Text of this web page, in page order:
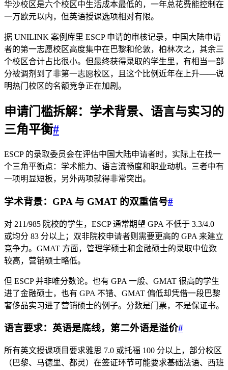
华沙校区是六个校区中生活成本最低的，一年总花费能控制在
一万欧元以内，但英语授课选项相对有限。
据 UNILINK 案例库里 ESCP 申请的审核记录，中国大陆申请
者的第一志愿校区高度集中在巴黎和伦敦，柏林次之，其余三
个校区合计占比很小。但最终获得录取的学生里，有相当一部
分被调剂到了非第一志愿校区，且这个比例近年在上升——说
明热门校区的名额竞争正在加剧。
申请门槛拆解：学术背景、语言与实习的
三角平衡#
ESCP 的录取委员会在评估中国大陆申请者时，实际上在找一
个三角平衡点：学术能力、语言流畅度和职业动机。三者中有
一项明显短板，另外两项就得非常突出。
学术背景：GPA 与 GMAT 的双重信号#
对 211/985 院校的学生，ESCP 通常期望 GPA 不低于 3.3/4.0
或均分 83 分以上；双非院校申请者则需要更高的 GPA 来建立
竞争力。GMAT 方面，管理学硕士和金融硕士的录取中位数
较高，营销硕士略低。
但 ESCP 并非唯分数论。也有 GPA 一般、GMAT 很高的学生
进了金融硕士，也有 GPA 不错、GMAT 偏低却凭借一段巴黎
奢侈品实习进了营销硕士的例子。分数是门票，不是保证书。
语言要求：英语是底线，第二外语是溢价#
所有英文授课项目要求雅思 7.0 或托福 100 分以上，部分校区
（巴黎、马德里、都灵）在签证环节可能要求基础法语、西班